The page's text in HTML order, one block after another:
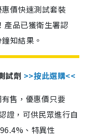
價快速測試套裝
產品已獲衛生署認
知結果。
試劑 >>按此選購<<
售，優惠價只要
證，可供民眾進行自
、特異性